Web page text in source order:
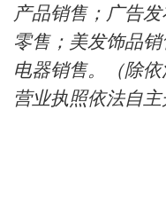
产品销售；广告
零售；美发饰品
电器销售。（除
营业执照依法自主